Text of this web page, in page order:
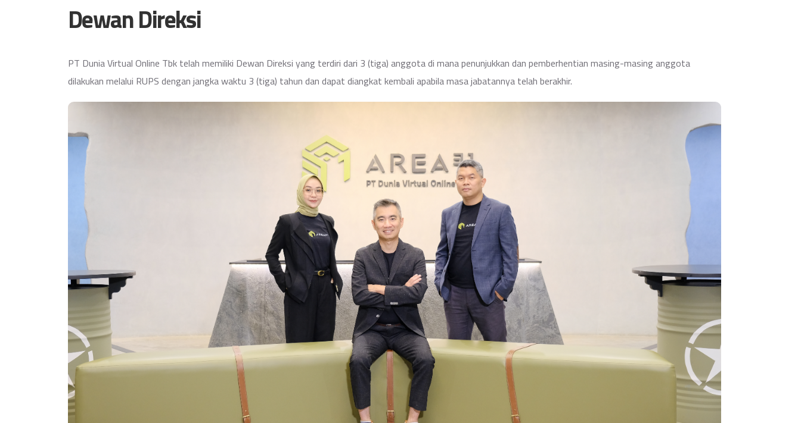
Dewan Direksi
PT Dunia Virtual Online Tbk telah memiliki Dewan Direksi yang terdiri dari 3 (tiga) anggota di mana penunjukkan dan pemberhentian masing-masing anggota
dilakukan melalui RUPS dengan jangka waktu 3 (tiga) tahun dan dapat diangkat kembali apabila masa jabatannya telah berakhir.